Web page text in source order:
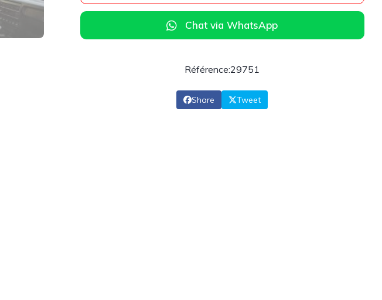
Chat via WhatsApp
Référence:29751
Share Tweet